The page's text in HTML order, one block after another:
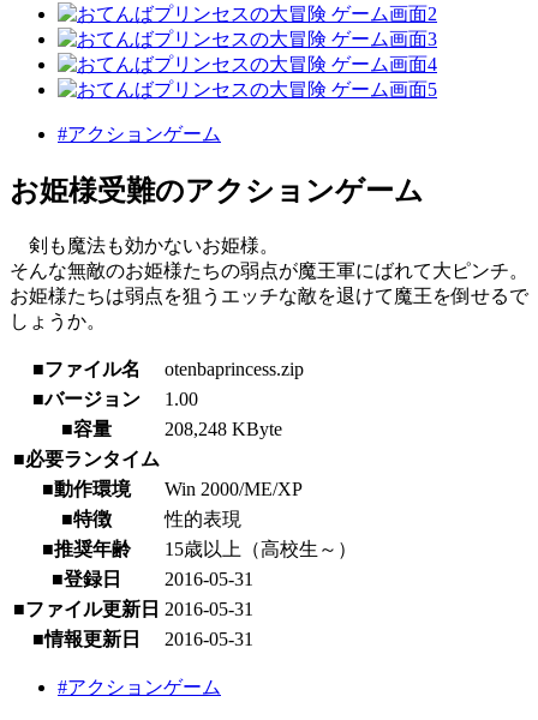
#アクションゲーム
お姫様受難のアクションゲーム
剣も魔法も効かないお姫様。
そんな無敵のお姫様たちの弱点が魔王軍にばれて大ピンチ。
お姫様たちは弱点を狙うエッチな敵を退けて魔王を倒せるで
しょうか。
■ファイル名
otenbaprincess.zip
■バージョン
1.00
■容量
208,248 KByte
■必要ランタイム
■動作環境
Win 2000/ME/XP
■特徴
性的表現
■推奨年齢
15歳以上（高校生～）
■登録日
2016-05-31
■ファイル更新日 2016-05-31
■情報更新日
2016-05-31
#アクションゲーム